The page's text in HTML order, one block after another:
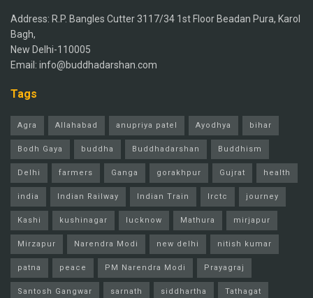
Address: R.P. Bangles Cutter 3117/34 1st Floor Beadan Pura, Karol
Bagh,
New Delhi-110005
Email: info@buddhadarshan.com
Tags
Agra Allahabad anupriya patel Ayodhya bihar
Bodh Gaya buddha Buddhadarshan Buddhism
Delhi farmers Ganga gorakhpur Gujrat health
india Indian Railway Indian Train Irctc journey
Kashi kushinagar lucknow Mathura mirjapur
Mirzapur Narendra Modi new delhi nitish kumar
patna peace PM Narendra Modi Prayagraj
Santosh Gangwar sarnath siddhartha Tathagat